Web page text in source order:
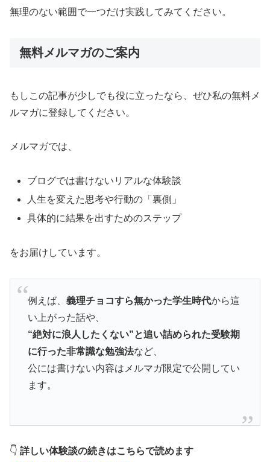
無理のない範囲で一つだけ実践してみてください。
無料メルマガのご案内
もしこの記事が少しでも役に立ったなら、ぜひ私の無料メ
ルマガに登録してください。
メルマガでは、
ブログでは書けないリアルな体験談
人生を変えた思考や行動の「裏側」
具体的に結果を出すためのステップ
をお届けしています。
例えば、 義理チョコすら無かった学生時代から這
い上がった話や、
“絶対に浪人したくない”と追い詰められた受験期
に行った非常識な勉強法など、
公には書けない内容はメルマガ限定で公開してい
ます。
👇 詳しい体験談の続きはこちらで読めます